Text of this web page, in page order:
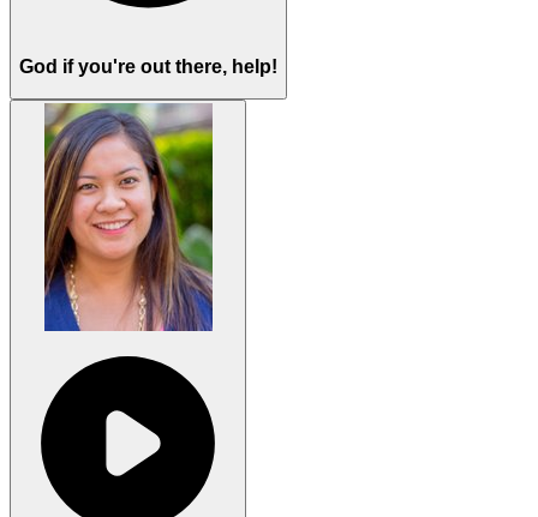
God if you're out there, help!